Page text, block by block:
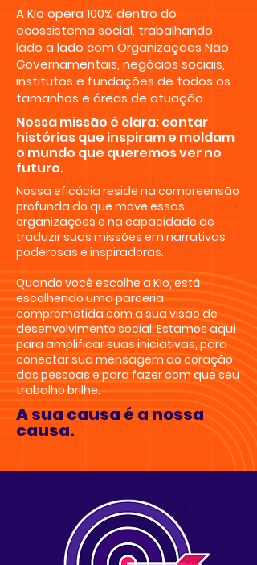
A Kio opera 100% dentro do
ecossistema social, trabalhando
lado a lado com Organizações Não
Governamentais, negócios sociais,
institutos e fundações de todos os
tamanhos e áreas de atuação.
Nossa missão é clara: contar
histórias que inspiram e moldam
o mundo que queremos ver no
futuro.
Nossa eficácia reside na compreensão
profunda do que move essas
organizações e na capacidade de
traduzir suas missões em narrativas
poderosas e inspiradoras.
Quando você escolhe a Kio, está
escolhendo uma parceria
comprometida com a sua visão de
desenvolvimento social. Estamos aqui
para amplificar suas iniciativas, para
conectar sua mensagem ao coração
das pessoas e para fazer com que seu
trabalho brilhe.
A sua causa é a nossa
causa.